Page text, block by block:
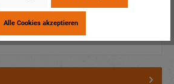
Alle Cookies akzeptieren